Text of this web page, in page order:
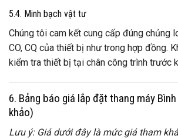
5.4. Minh bạch vật tư
Chúng tôi cam kết cung cấp đúng chủng
CO, CQ của thiết bị như trong hợp đồng.
kiểm tra thiết bị tại chân công trình trước
6. Bảng báo giá lắp đặt thang máy
khảo)
Lưu ý: Giá dưới đây là mức giá tham